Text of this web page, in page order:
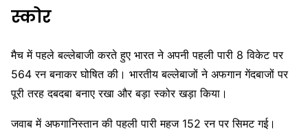
स्कोर
मैच में पहले बल्लेबाजी करते हुए भारत ने अपनी पहली पारी 8 विकेट पर
564 रन बनाकर घोषित की। भारतीय बल्लेबाजों ने अफगान गेंदबाजों पर
पूरी तरह दबदबा बनाए रखा और बड़ा स्कोर खड़ा किया।
जवाब में अफगानिस्तान की पहली पारी महज 152 रन पर सिमट गई।